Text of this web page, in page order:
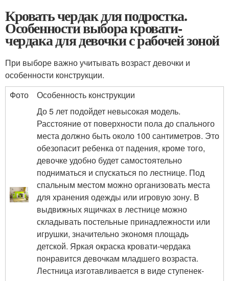
Кровать чердак для подростка.
Особенности выбора кровати-
чердака для девочки с рабочей зоной
При выборе важно учитывать возраст девочки и
особенности конструкции.
Фото
Особенность конструкции
До 5 лет подойдет невысокая модель.
Расстояние от поверхности пола до спального
места должно быть около 100 сантиметров. Это
обезопасит ребенка от падения, кроме того,
девочке удобно будет самостоятельно
подниматься и спускаться по лестнице. Под
спальным местом можно организовать места
для хранения одежды или игровую зону. В
выдвижных ящичках в лестнице можно
складывать постельные принадлежности или
игрушки, значительно экономя площадь
детской. Яркая окраска кровати-чердака
понравится девочкам младшего возраста.
Лестница изготавливается в виде ступенек-